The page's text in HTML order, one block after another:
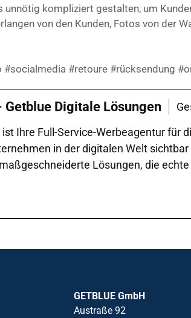
unnötig kompliziert gestalten, um
von den Kunden, Fotos von der
#retoure #rücksendung
Getblue Digitale Lösungen
ist Ihre Full-Service-Werbeagentur
in der digitalen Welt
Lösungen, die
GETBLUE GmbH
Austraße 92